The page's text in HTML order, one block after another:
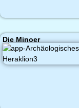
Die Minoer